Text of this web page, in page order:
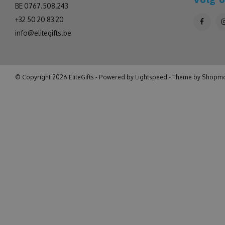
BE 0767.508.243
+32 50 20 83 20
info@elitegifts.be
© Copyright 2026 EliteGifts - Powered by Lightspeed - Theme by